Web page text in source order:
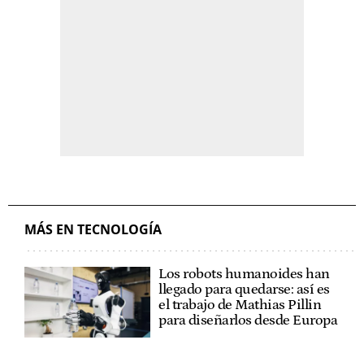
MÁS EN TECNOLOGÍA
Los robots humanoides han
llegado para quedarse: así es
el trabajo de Mathias Pillin
para diseñarlos desde Europa